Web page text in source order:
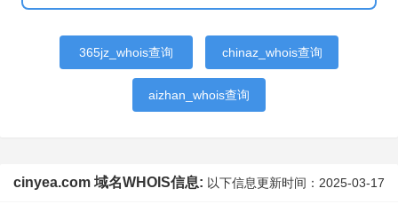
365jz_whois查询 chinaz_whois查询
aizhan_whois查询
cinyea.com 域名WHOIS信息: 以下信息更新时间： 2025-03-17